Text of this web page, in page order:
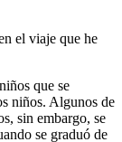
el viaje que he
que se
niños. Algunos de
sin embargo, se
se graduó de